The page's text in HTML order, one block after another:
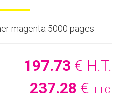
magenta 5000 pages
197.73 € H.T.
237.28 € T.T.C.